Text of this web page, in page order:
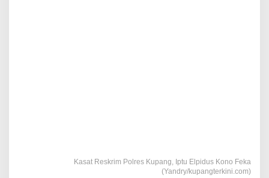
Kasat Reskrim Polres Kupang, Iptu Elpidus Kono Feka
(Yandry/kupangterkini.com)